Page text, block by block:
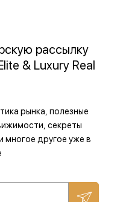
рассылку
& Luxury Real
рынка, полезные
секреты
многое другое уже в